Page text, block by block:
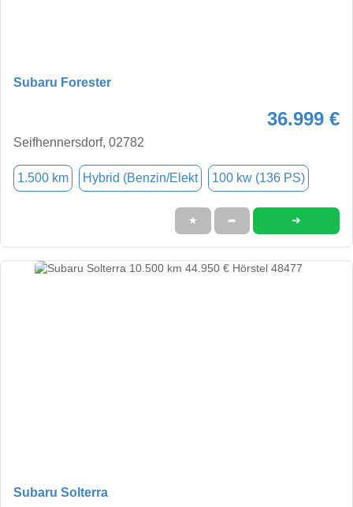
Subaru Forester
36.999 €
Seifhennersdorf, 02782
1.500 km Hybrid (Benzin/Elekt 100 kw (136 PS)
★ ➦ ➜
Subaru Solterra